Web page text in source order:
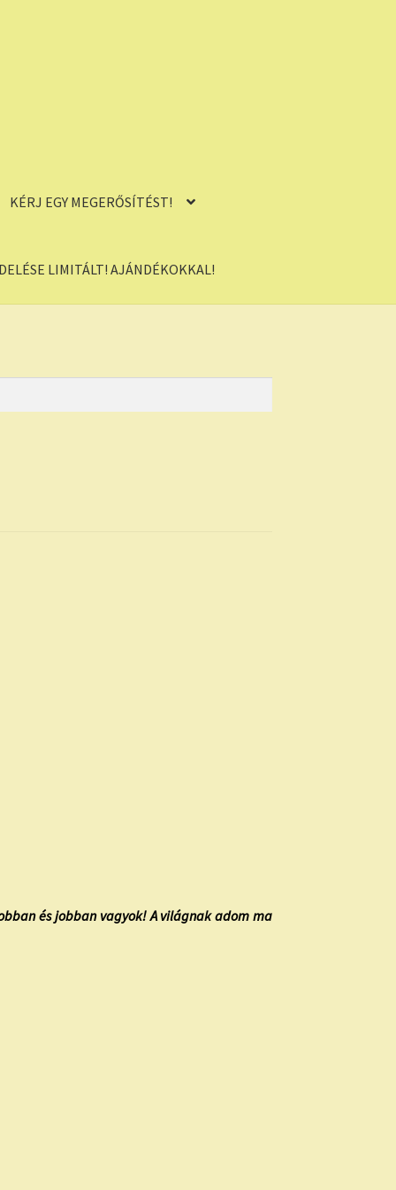
KÉRJ EGY MEGERŐSÍTÉST!
LIMITÁLT! AJÁNDÉKOKKAL!
és jobban vagyok! A világnak adom ma